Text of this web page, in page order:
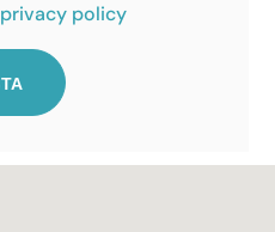
privacy policy